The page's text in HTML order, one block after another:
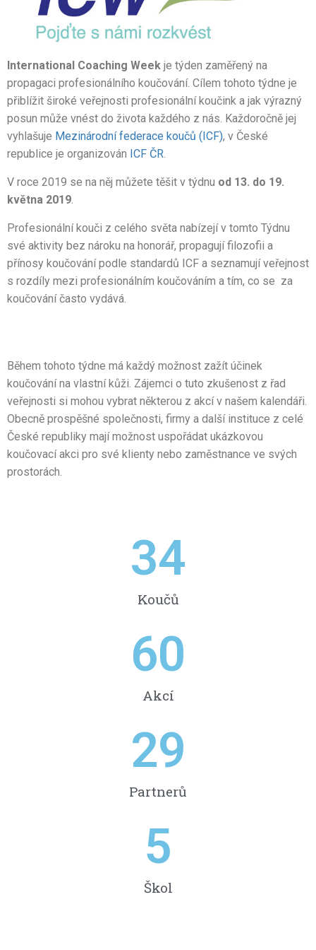
International Coaching Week je týden zaměřený na
propagaci profesionálního koučování. Cílem tohoto týdne je
přiblížit široké veřejnosti profesionální koučink a jak výrazný
posun může vnést do života každého z nás. Každoročně jej
vyhlašuje Mezinárodní federace koučů (ICF), v České
republice je organizován ICF ČR.
V roce 2019 se na něj můžete těšit v týdnu od 13. do 19.
května 2019.
Profesionální kouči z celého světa nabízejí v tomto Týdnu
své aktivity bez nároku na honorář, propagují filozofii a
přínosy koučování podle standardů ICF a seznamují veřejnost
s rozdíly mezi profesionálním koučováním a tím, co se za
koučování často vydává.
Během tohoto týdne má každý možnost zažít účinek
koučování na vlastní kůži. Zájemci o tuto zkušenost z řad
veřejnosti si mohou vybrat některou z akcí v našem kalendáři.
Obecně prospěšné společnosti, firmy a další instituce z celé
České republiky mají možnost uspořádat ukázkovou
koučovací akci pro své klienty nebo zaměstnance ve svých
prostorách.
34
Koučů
60
Akcí
29
Partnerů
5
Škol